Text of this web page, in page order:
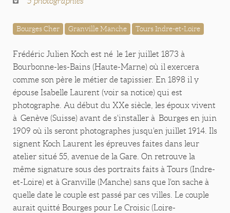
Bourges Cher Granville Manche Tours Indre-et-Loire
Frédéric Julien Koch est né le 1er juillet 1873 à
Bourbonne-les-Bains (Haute-Marne) où il exercera
comme son père le métier de tapissier. En 1898 il y
épouse Isabelle Laurent (voir sa notice) qui est
photographe. Au début du XXe siècle, les époux vivent
à Genève (Suisse) avant de s'installer à Bourges en juin
1909 où ils seront photographes jusqu'en juillet 1914. Ils
signent Koch Laurent les épreuves faites dans leur
atelier situé 55, avenue de la Gare. On retrouve la
même signature sous des portraits faits à Tours (Indre-
et-Loire) et à Granville (Manche) sans que l'on sache à
quelle date le couple est passé par ces villes. Le couple
aurait quitté Bourges pour Le Croisic (Loire-